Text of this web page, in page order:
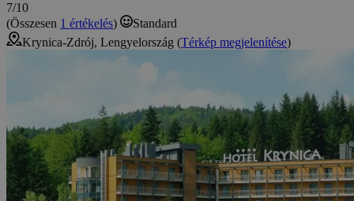
7/10
(Összesen 1 értékelés)
Standard
Krynica-Zdrój, Lengyelország (Térkép megjelenítése)